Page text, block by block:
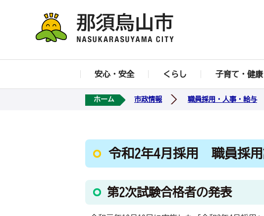
安心・安全 くらし 子育て・健
ホーム 市政情報 職員採用・人事・給与
令和2年4月採用 職員採用
第2次試験合格者の発表